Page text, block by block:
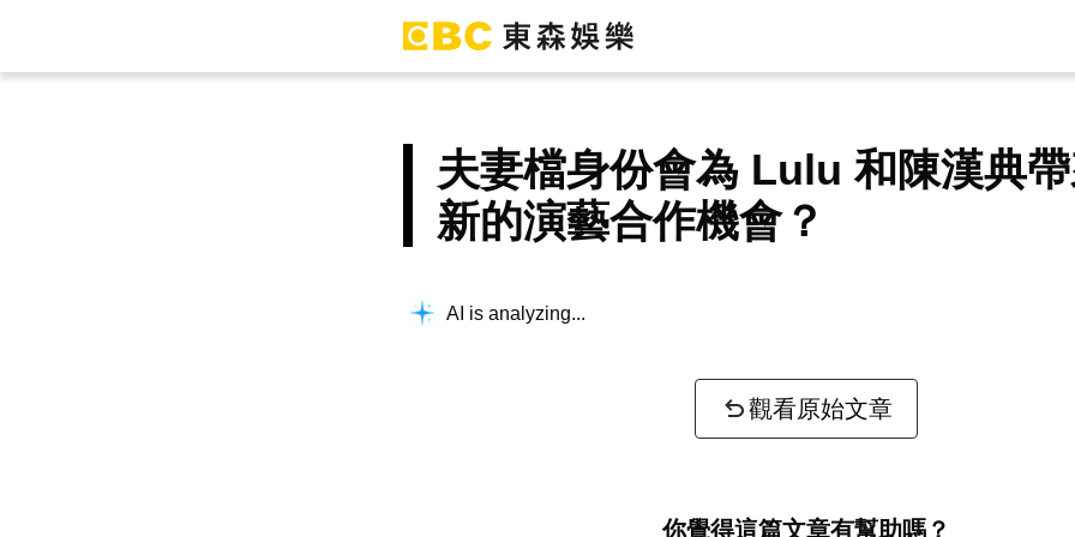
夫妻檔身份會為 Lulu 和陳漢典
新的演藝合作機會？
AI is analyzing...
觀看原始文章
你覺得這篇文章有幫助嗎？